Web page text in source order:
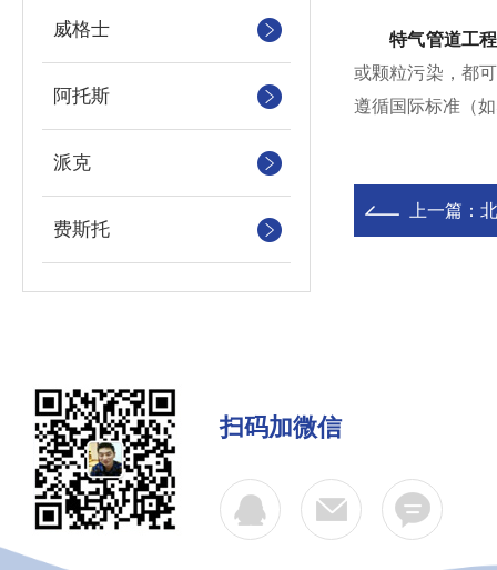
威格士
阿托斯
派克
费斯托
特气管道工
或颗粒污染，都
遵循国际标准（
上一篇：
扫码加微信